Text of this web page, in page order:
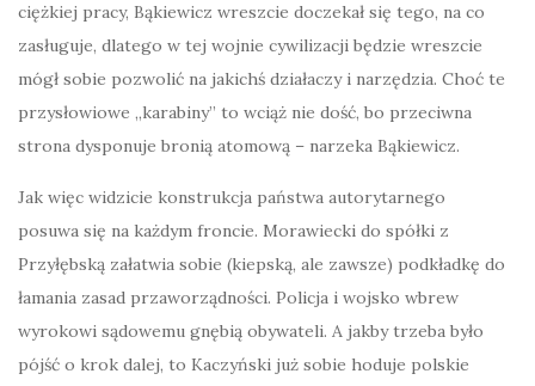
ciężkiej pracy, Bąkiewicz wreszcie doczekał się tego, na co
zasługuje, dlatego w tej wojnie cywilizacji będzie wreszcie
mógł sobie pozwolić na jakichś działaczy i narzędzia. Choć te
przysłowiowe „karabiny” to wciąż nie dość, bo przeciwna
strona dysponuje bronią atomową – narzeka Bąkiewicz.
Jak więc widzicie konstrukcja państwa autorytarnego
posuwa się na każdym froncie. Morawiecki do spółki z
Przyłębską załatwia sobie (kiepską, ale zawsze) podkładkę do
łamania zasad przaworządności. Policja i wojsko wbrew
wyrokowi sądowemu gnębią obywateli. A jakby trzeba było
pójść o krok dalej, to Kaczyński już sobie hoduje polskie